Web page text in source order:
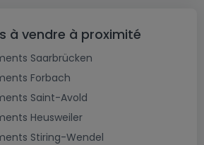
à vendre à proximité
Saarbrücken
Forbach
Saint-Avold
Heusweiler
Stiring-Wendel